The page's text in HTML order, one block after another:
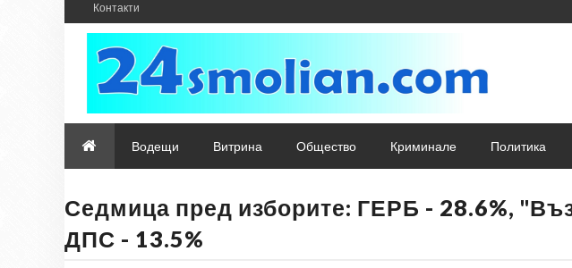
Контакти
Водещи Витрина Общество Криминале Политика
Седмица пред изборите: ГЕРБ - 28.6%,
ДПС - 13.5%